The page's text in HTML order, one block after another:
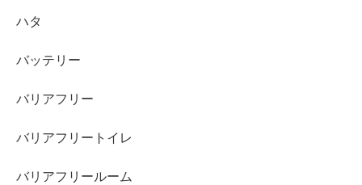
ハタ
バッテリー
バリアフリー
バリアフリートイレ
バリアフリールーム